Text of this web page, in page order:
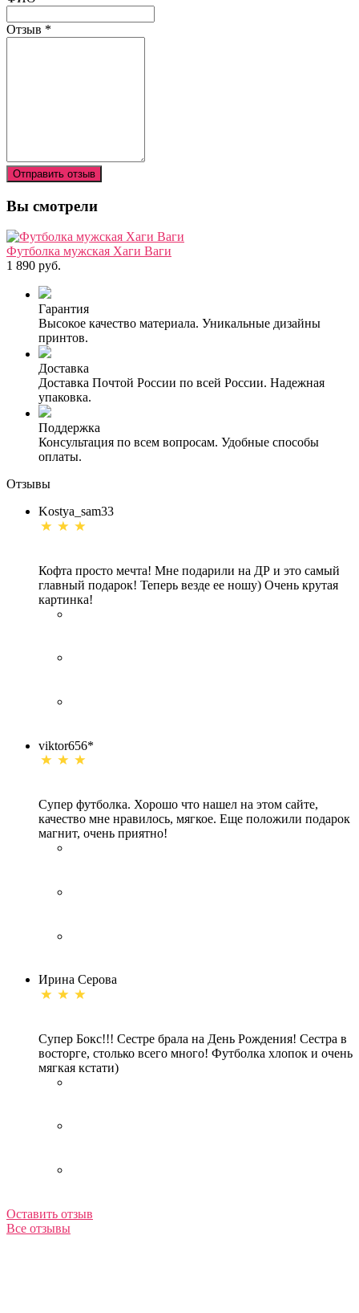
Отзыв *
Отправить отзыв
Вы смотрели
Футболка мужская Хаги Ваги
1 890 руб.
Гарантия
Высокое качество материала. Уникальные дизайны
принтов.
Доставка
Доставка Почтой России по всей России. Надежная
упаковка.
Поддержка
Консультация по всем вопросам. Удобные способы
оплаты.
Отзывы
Kostya_sam33
Кофта просто мечта! Мне подарили на ДР и это самый
главный подарок! Теперь везде ее ношу) Очень крутая
картинка!
viktor656*
Супер футболка. Хорошо что нашел на этом сайте,
качество мне нравилось, мягкое. Еще положили подарок
магнит, очень приятно!
Ирина Серова
Супер Бокс!!! Сестре брала на День Рождения! Сестра в
восторге, столько всего много! Футболка хлопок и очень
мягкая кстати)
Оставить отзыв
Все отзывы